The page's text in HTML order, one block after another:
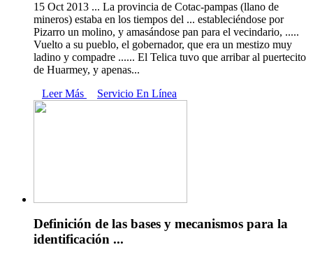
15 Oct 2013 ... La provincia de Cotac-pampas (llano de
mineros) estaba en los tiempos del ... estableciéndose por
Pizarro un molino, y amasándose pan para el vecindario, .....
Vuelto a su pueblo, el gobernador, que era un mestizo muy
ladino y compadre ...... El Telica tuvo que arribar al puertecito
de Huarmey, y apenas...
Leer Más
Servicio En Línea
Definición de las bases y mecanismos para la
identificación ...